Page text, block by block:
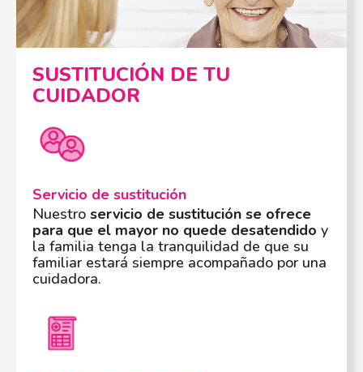
SUSTITUCIÓN DE TU
CUIDADOR
Servicio de sustitución
Nuestro servicio de sustitución se ofrece
para que el mayor no quede desatendido y
la familia tenga la tranquilidad de que su
familiar estará siempre acompañado por una
cuidadora.